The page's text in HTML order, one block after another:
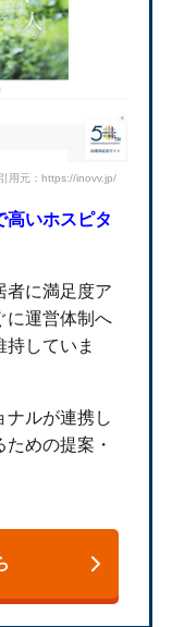
引用元：https://inovv.jp/
高いホスピタ
者に満足度ア
に運営体制へ
持していま
ナルが連携し
めの提案・